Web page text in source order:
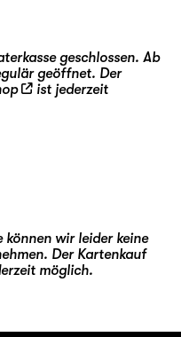
geschlossen. Ab
geöffnet. Der
ist jederzeit
können wir leider keine
Der Kartenkauf
möglich.